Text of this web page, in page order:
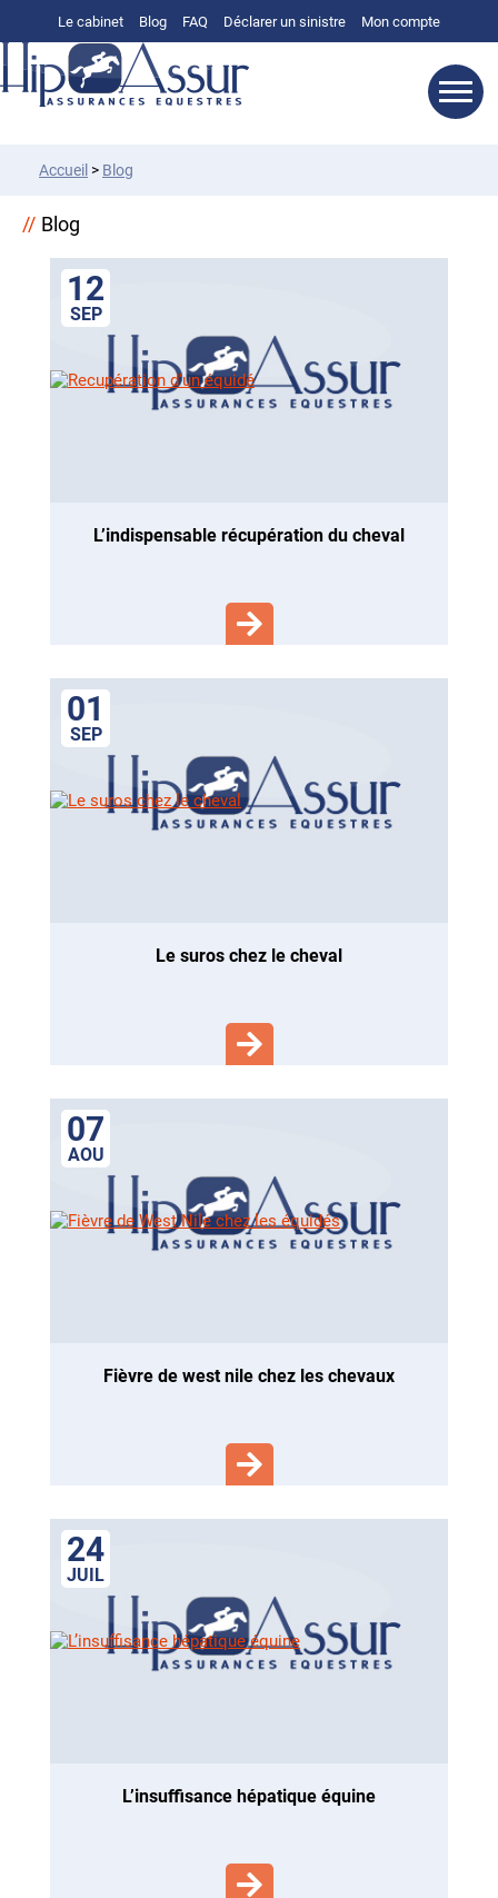
Le cabinet Blog FAQ Déclarer un sinistre Mon compte
Accueil > Blog
Blog
12
SEP
l’indispensable récupération du cheval
01
SEP
le suros chez le cheval
07
AOU
fièvre de west nile chez les chevaux
24
JUIL
l’insuffisance hépatique équine